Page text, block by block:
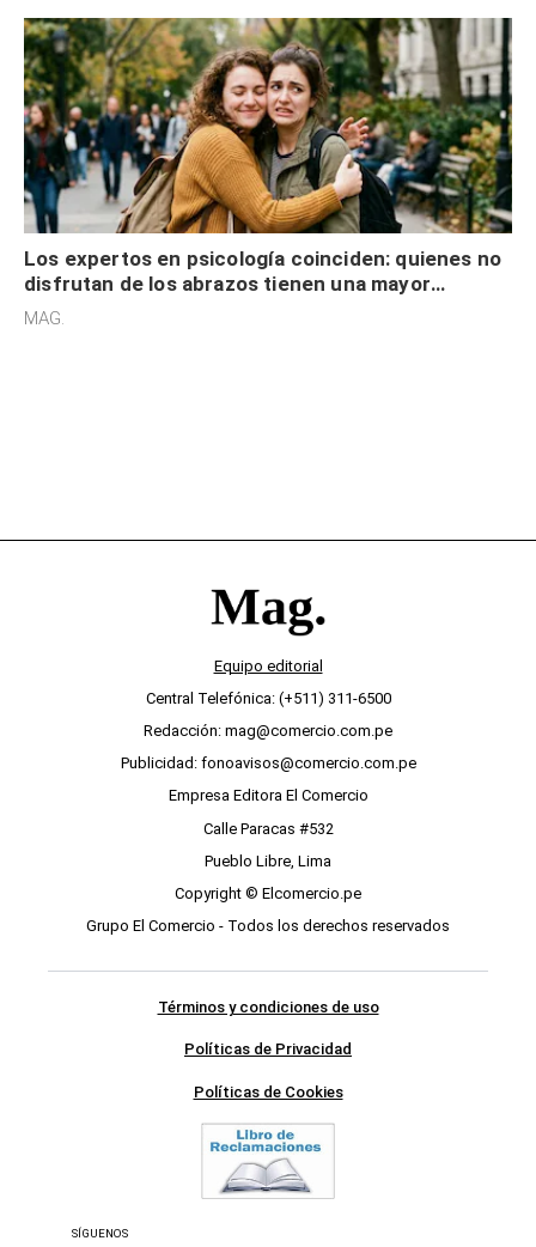
Los expertos en psicología coinciden: quienes no
disfrutan de los abrazos tienen una mayor
sensibilidad a los estímulos físicos y no es por
MAG.
Equipo editorial
Central Telefónica: (+511) 311-6500
Redacción: mag@comercio.com.pe
Publicidad: fonoavisos@comercio.com.pe
Empresa Editora El Comercio
Calle Paracas #532
Pueblo Libre, Lima
Copyright © Elcomercio.pe
Grupo El Comercio - Todos los derechos reservados
Términos y condiciones de uso
Políticas de Privacidad
Políticas de Cookies
SÍGUENOS